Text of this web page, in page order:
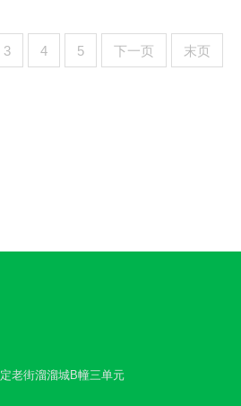
3 4 5 下一页 末页
老街溜溜城B幢三单元